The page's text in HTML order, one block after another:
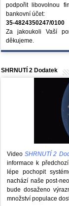
podpořit libovolnou
bankovní účet:
35-4824350247/0100
Za jakoukoli Vaší
děkujeme.
SHRNUTÍ 2 Dodatek
VideoSHRNUTÍ 2
informace k
lépe pochopit
nachází naše post-
bude dosaženo
množství populace